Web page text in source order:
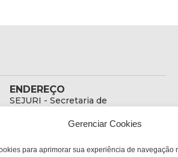
Gerenciar Cookies
para aprimorar sua experiência de navegação
ENDEREÇO
SEJURI - Secretaria de
Reintegração Social
Rua Fúlvio Aducci, 1214 -
Loja 06